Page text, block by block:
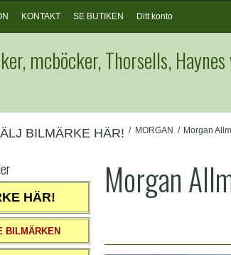
KONTAKT SE BUTIKEN Ditt konto
mcböcker, Thorsells,
BILMÄRKE HÄR! / MORGAN / Morgan
HÄR!
BILMÄRKEN
Morgan